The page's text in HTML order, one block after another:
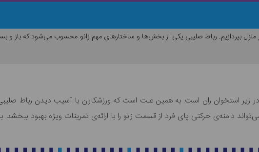
منزل بپردازیم. رباط صلیبی یکی از بخش‌ها و ساختارهای مهم زانو محسوب می‌شود که باز و
زیر استخوان ران است. به همین علت است که ورزشکاران با آسیب دیدن رباط
دامنه‌ی حرکتی پای فرد از قسمت زانو را با ارائه‌ی تمرینات ویژه بهبود